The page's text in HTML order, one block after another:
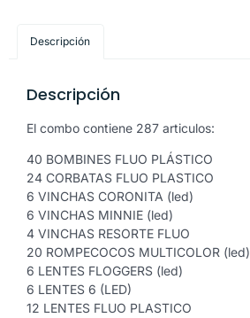
Descripción
Descripción
El combo contiene 287 articulos:
40 BOMBINES FLUO PLÁSTICO
24 CORBATAS FLUO PLASTICO
6 VINCHAS CORONITA (led)
6 VINCHAS MINNIE (led)
4 VINCHAS RESORTE FLUO
20 ROMPECOCOS MULTICOLOR (led)
6 LENTES FLOGGERS (led)
6 LENTES 6 (LED)
12 LENTES FLUO PLASTICO